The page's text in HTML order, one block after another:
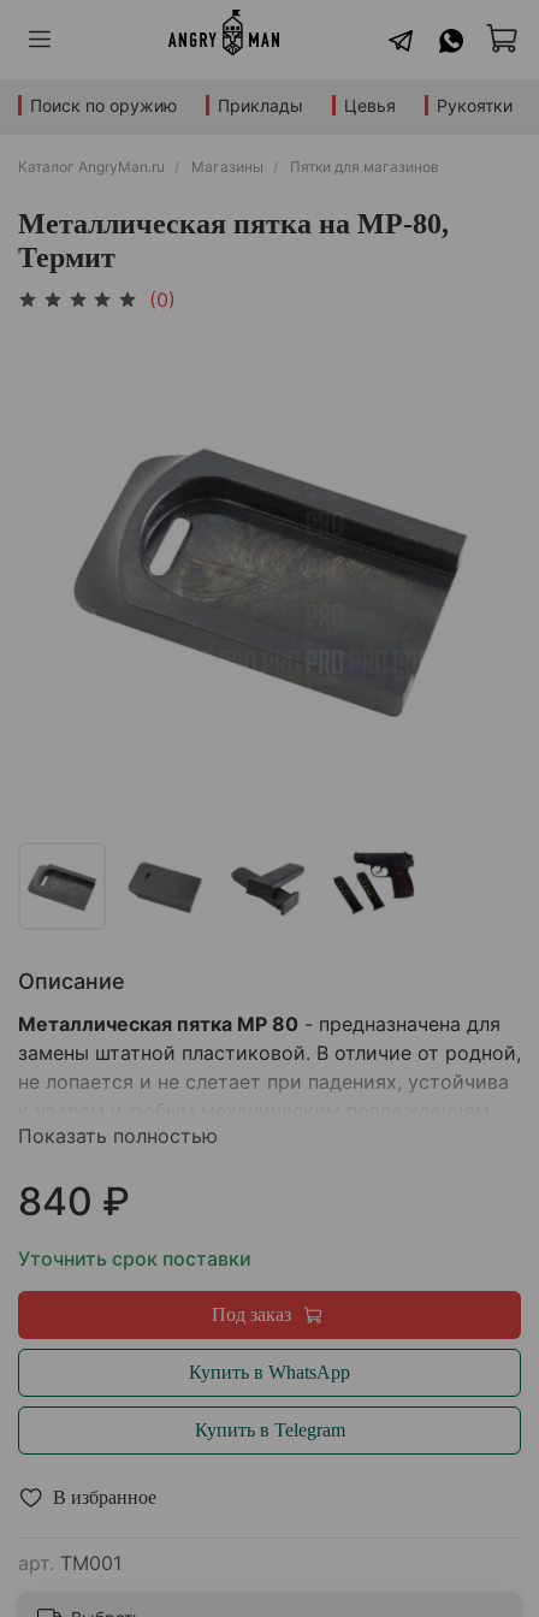
Поиск по оружию Приклады Цевья Рукоятки
Каталог AngryMan.ru Магазины Пятки для магазинов
Металлическая пятка на МР-80,
Термит
(0)
В избранное
арт. ТМ001
Описание
Металлическая пятка МР 80 - предназначена для
замены штатной пластиковой. В отличие от родной,
не лопается и не слетает при падениях, устойчива
Показать полностью
840 ₽
Уточнить срок поставки
Под заказ
Купить в WhatsApp
Купить в Telegram